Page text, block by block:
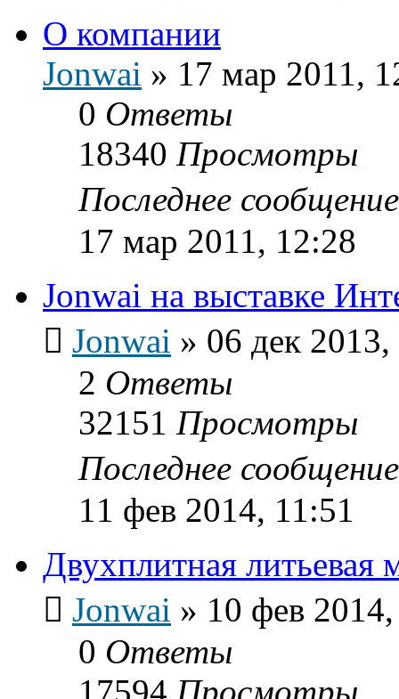
О компании
Jonwai » 17 мар 2011,
0 Ответы
18340 Просмотры
Последнее
17 мар 2011, 12:28
Jonwai на выставке
Jonwai » 06 дек
2 Ответы
32151 Просмотры
Последнее
11 фев 2014, 11:51
Двухплитная
Jonwai » 10 фев
0 Ответы
17594 Просмотры